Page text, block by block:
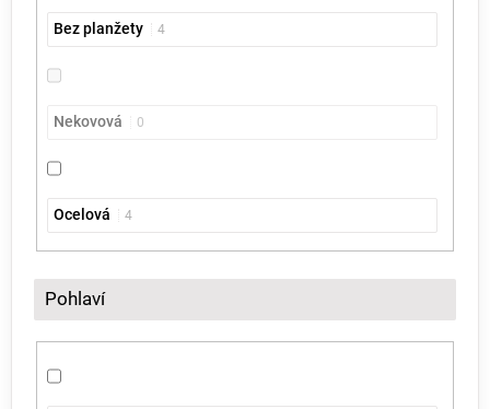
Bez planžety 4
Nekovová 0
Ocelová 4
Pohlaví